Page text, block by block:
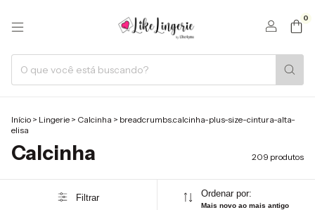
0
Início > Lingerie > Calcinha > breadcrumbs.calcinha-plus-size-cintura-alta-
elisa
Calcinha 209 produtos
Filtrar Ordenar por:
Mais novo ao mais antigo